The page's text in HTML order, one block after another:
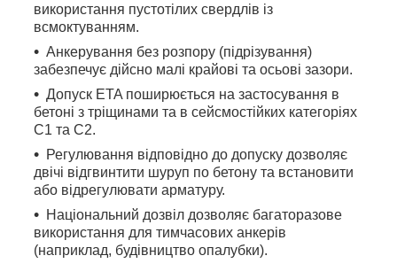
використання пустотілих свердлів із
всмоктуванням.
Анкерування без розпору (підрізування)
забезпечує дійсно малі крайові та осьові зазори.
Допуск ETA поширюється на застосування в
бетоні з тріщинами та в сейсмостійких категоріях
C1 та C2.
Регулювання відповідно до допуску дозволяє
двічі відгвинтити шуруп по бетону та встановити
або відрегулювати арматуру.
Національний дозвіл дозволяє багаторазове
використання для тимчасових анкерів
(наприклад, будівництво опалубки).